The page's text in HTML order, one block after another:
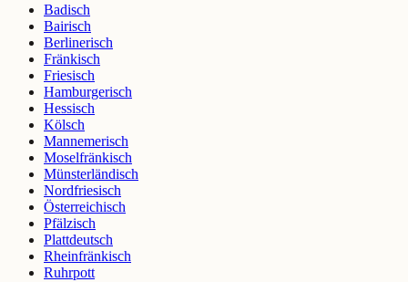
Badisch
Bairisch
Berlinerisch
Fränkisch
Friesisch
Hamburgerisch
Hessisch
Kölsch
Mannemerisch
Moselfränkisch
Münsterländisch
Nordfriesisch
Österreichisch
Pfälzisch
Plattdeutsch
Rheinfränkisch
Ruhrpott